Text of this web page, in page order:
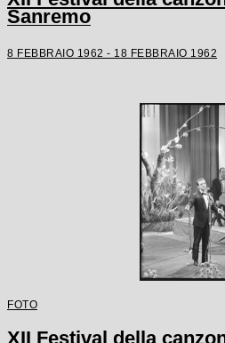
Sanremo
8 FEBBRAIO 1962 - 18 FEBBRAIO 1962
FOTO
XII Festival della